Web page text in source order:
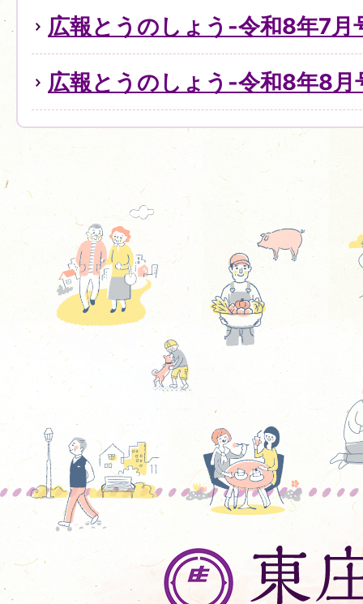
広報とうのしょう-令和8年7
広報とうのしょう-令和8年8
東
庄